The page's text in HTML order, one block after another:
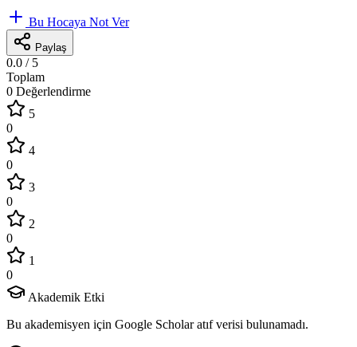
Bu Hocaya Not Ver
Paylaş
0.0 / 5
Toplam
0 Değerlendirme
5
0
4
0
3
0
2
0
1
0
Akademik Etki
Bu akademisyen için Google Scholar atıf verisi bulunamadı.